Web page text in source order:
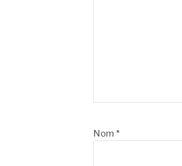
Nom *